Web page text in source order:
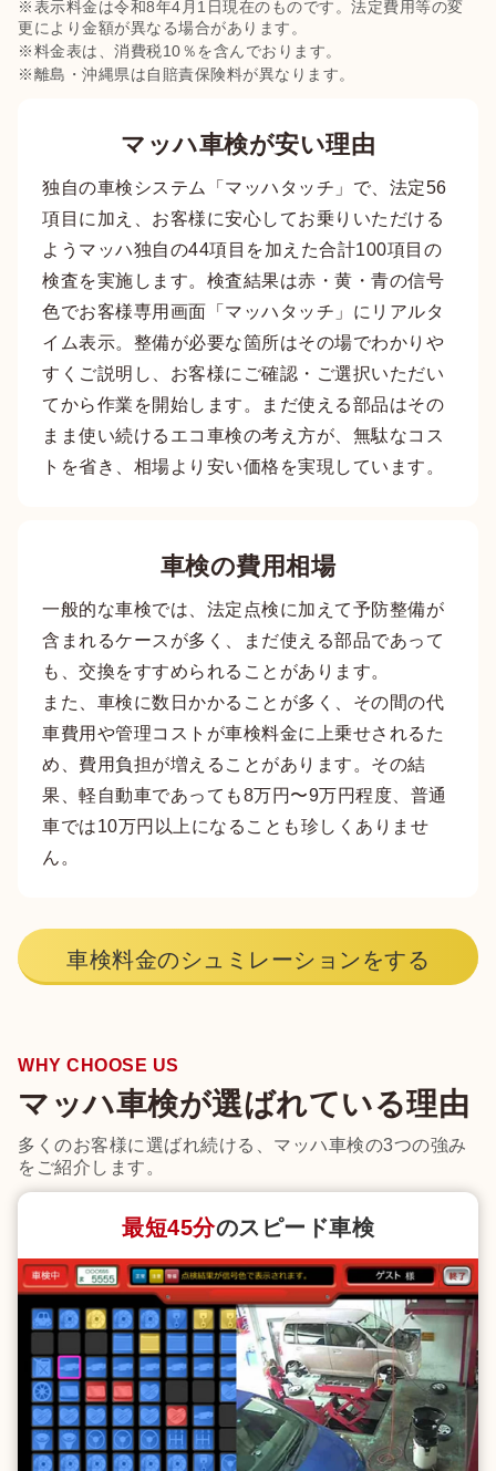
※表示料金は令和8年4月1日現在のものです。法定費用等の変
更により金額が異なる場合があります。
※料金表は、消費税10％を含んでおります。
※離島・沖縄県は自賠責保険料が異なります。
マッハ車検が安い理由
独自の車検システム「マッハタッチ」で、法定56
項目に加え、お客様に安心してお乗りいただける
ようマッハ独自の44項目を加えた合計100項目の
検査を実施します。検査結果は赤・黄・青の信号
色でお客様専用画面「マッハタッチ」にリアルタ
イム表示。整備が必要な箇所はその場でわかりや
すくご説明し、お客様にご確認・ご選択いただい
てから作業を開始します。まだ使える部品はその
まま使い続けるエコ車検の考え方が、無駄なコス
トを省き、相場より安い価格を実現しています。
車検の費用相場
一般的な車検では、法定点検に加えて予防整備が
含まれるケースが多く、まだ使える部品であって
も、交換をすすめられることがあります。
また、車検に数日かかることが多く、その間の代
車費用や管理コストが車検料金に上乗せされるた
め、費用負担が増えることがあります。その結
果、軽自動車であっても8万円〜9万円程度、普通
車では10万円以上になることも珍しくありませ
ん。
車検料金のシュミレーションをする
WHY CHOOSE US
マッハ車検が選ばれている理由
多くのお客様に選ばれ続ける、マッハ車検の3つの強み
をご紹介します。
最短45分のスピード車検